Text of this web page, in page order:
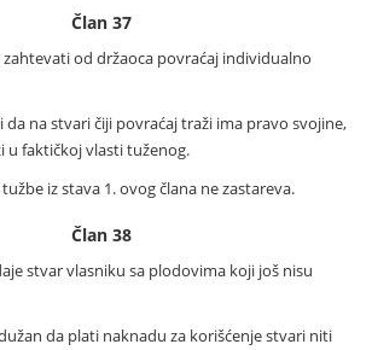
Član 37
od držaoca povraćaj individualno
na stvari čiji povraćaj traži ima pravo svojine,
u faktičkoj vlasti tuženog.
iz stava 1. ovog člana ne zastareva.
Član 38
stvar vlasniku sa plodovima koji još nisu
da plati naknadu za korišćenje stvari niti